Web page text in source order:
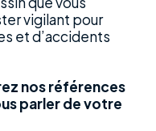
vigilant pour
et d’accidents
nos références
parler de votre